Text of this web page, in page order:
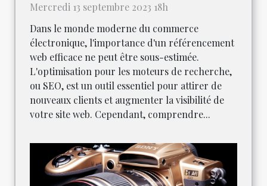
Mercredi 13 septembre 2023 18h
Dans le monde moderne du commerce
électronique, l'importance d'un référencement
web efficace ne peut être sous-estimée.
L'optimisation pour les moteurs de recherche,
ou SEO, est un outil essentiel pour attirer de
nouveaux clients et augmenter la visibilité de
votre site web. Cependant, comprendre...